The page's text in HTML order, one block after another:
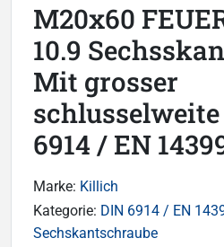
M20x60
10.9
Mit grosser
6914 / EN
Marke: Killich
Kategorie: DIN 6914 / EN
Sechskantschraube